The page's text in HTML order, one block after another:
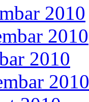
2010
2010
2010
2010